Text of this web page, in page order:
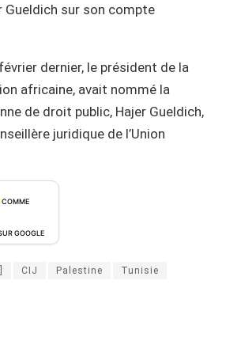
Gueldich sur son compte
dernier, le président de la
africaine, avait nommé la
de droit public, Hajer Gueldich,
juridique de l’Union
COMME
GOOGLE
CIJ Palestine Tunisie